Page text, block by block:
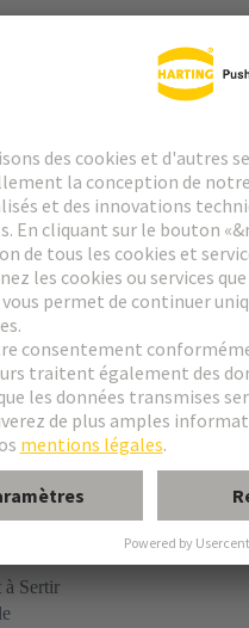
B
C
3C
à Sertir